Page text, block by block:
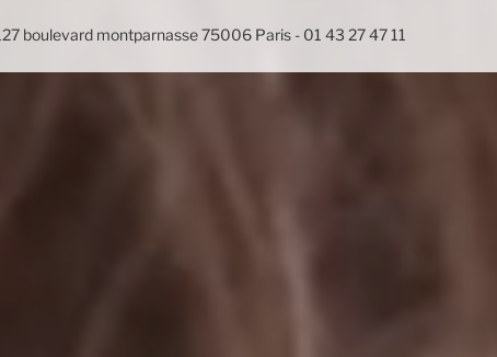
boulevard montparnasse 75006 Paris 01 43 27 47 11